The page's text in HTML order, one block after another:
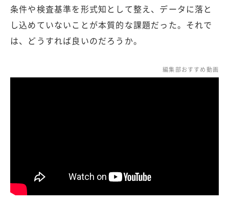
条件や検査基準を形式知として整え、データに落と
し込めていないことが本質的な課題だった。それで
は、どうすれば良いのだろうか。
編集部おすすめ動画